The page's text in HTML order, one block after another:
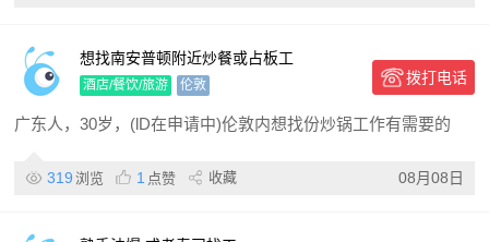
想找南安普顿附近炒餐或占板工
酒店/餐饮/旅游 伦敦 拨打电话
广东人，30岁，(lD在申请中)伦敦内想找份炒锅工作有需要的
319 浏览 1 点赞 收藏 08月08日